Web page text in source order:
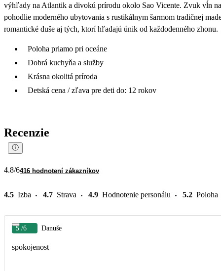
výhľady na Atlantik a divokú prírodu okolo Sao Vicente. Zvuk vĺn
pohodlie moderného ubytovania s rustikálnym šarmom tradičnej
romantické duše aj tých, ktorí hľadajú únik od každodenného zhonu.
Poloha priamo pri oceáne
Dobrá kuchyňa a služby
Krásna okolitá príroda
Detská cena / zľava pre deti do: 12 rokov
Recenzie
4.8/6416 hodnotení zákazníkov
4.5 Izba 4.7 Strava 4.9 Hodnotenie personálu 5.2 Poloha
5 /6 Danuše
spokojenost